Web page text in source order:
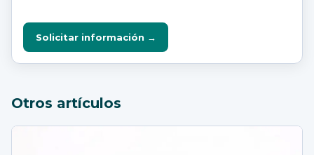
Solicitar información →
Otros artículos